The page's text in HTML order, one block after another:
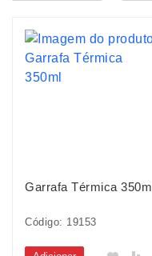
Garrafa Térmica
Código: 19153